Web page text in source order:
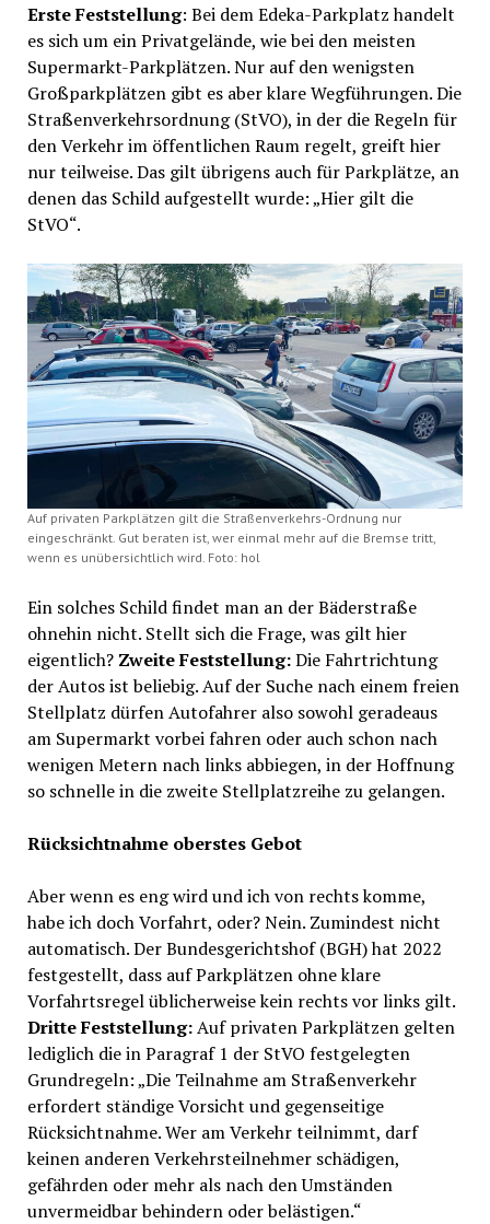
Erste Feststellung: Bei dem Edeka-Parkplatz handelt
es sich um ein Privatgelände, wie bei den meisten
Supermarkt-Parkplätzen. Nur auf den wenigsten
Großparkplätzen gibt es aber klare Wegführungen. Die
Straßenverkehrsordnung (StVO), in der die Regeln für
den Verkehr im öffentlichen Raum regelt, greift hier
nur teilweise. Das gilt übrigens auch für Parkplätze, an
denen das Schild aufgestellt wurde: „Hier gilt die
StVO“.
Auf privaten Parkplätzen gilt die Straßenverkehrs-Ordnung nur
eingeschränkt. Gut beraten ist, wer einmal mehr auf die Bremse tritt,
wenn es unübersichtlich wird. Foto: hol
Ein solches Schild findet man an der Bäderstraße
ohnehin nicht. Stellt sich die Frage, was gilt hier
eigentlich? Zweite Feststellung:Die Fahrtrichtung
der Autos ist beliebig. Auf der Suche nach einem freien
Stellplatz dürfen Autofahrer also sowohl geradeaus
am Supermarkt vorbei fahren oder auch schon nach
wenigen Metern nach links abbiegen, in der Hoffnung
so schnelle in die zweite Stellplatzreihe zu gelangen.
Rücksichtnahme oberstes Gebot
Aber wenn es eng wird und ich von rechts komme,
habe ich doch Vorfahrt, oder? Nein. Zumindest nicht
automatisch. Der Bundesgerichtshof (BGH) hat 2022
festgestellt, dass auf Parkplätzen ohne klare
Vorfahrtsregel üblicherweise kein rechts vor links gilt.
Dritte Feststellung:Auf privaten Parkplätzen gelten
lediglich die in Paragraf 1 der StVO festgelegten
Grundregeln: „Die Teilnahme am Straßenverkehr
erfordert ständige Vorsicht und gegenseitige
Rücksichtnahme. Wer am Verkehr teilnimmt, darf
keinen anderen Verkehrsteilnehmer schädigen,
gefährden oder mehr als nach den Umständen
unvermeidbar behindern oder belästigen.“